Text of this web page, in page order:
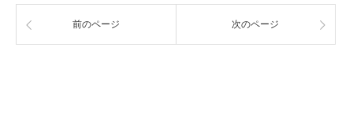
前のページ 次のページ